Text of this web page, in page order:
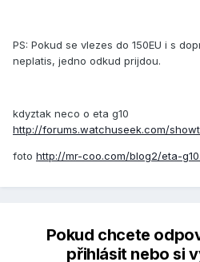
PS: Pokud se vlezes do 150EU i s
neplatis, jedno odkud prijdou.
kdyztak neco o eta g10
http://forums.watchuseek.com/
foto http://mr-coo.com/blog2/eta-
Pokud chcete
přihlásit nebo si